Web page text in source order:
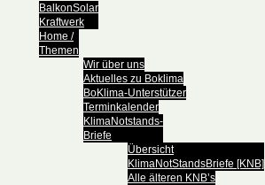
BalkonSolar
Kraftwerk
Home /
Themen
Wir über uns
Aktuelles zu Boklima
BoKlima-Unterstützer
Terminkalender
KlimaNotstands-
Briefe
Übersicht
KlimaNotStandsBriefe [KNB]
Alle älteren KNB’s